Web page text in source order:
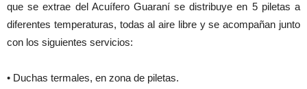
que se extrae del Acuífero Guaraní se distribuye en 5 piletas a
diferentes temperaturas, todas al aire libre y se acompañan junto
con los siguientes servicios:
• Duchas termales, en zona de piletas.